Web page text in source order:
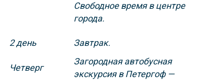
Свободное время в центре
города.
2 день
Четверг
Завтрак.
Загородная автобусная
экскурсия в Петергоф—